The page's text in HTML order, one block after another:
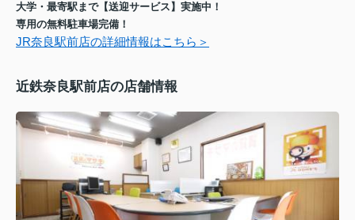
大学・最寄駅まで【送迎サービス】実施中！
専用の無料駐車場完備！
JR奈良駅前店の詳細情報はこちら＞
近鉄奈良駅前店の店舗情報